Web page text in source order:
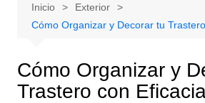
Inicio
Exterior
Cómo Organizar y Decorar tu
Cómo Organizar y
Trastero con